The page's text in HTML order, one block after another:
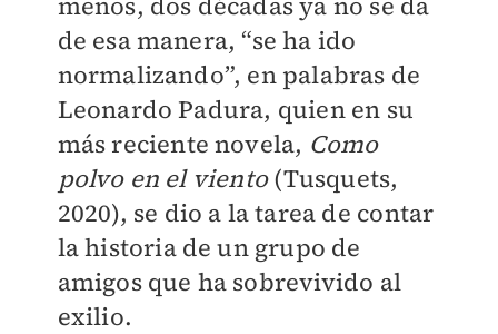
de esa manera, “se ha ido
normalizando”, en palabras de
Leonardo Padura, quien en su
más reciente novela, Como
polvo en el viento(Tusquets,
2020), se dio a la tarea de contar
la historia de un grupo de
amigos que ha sobrevivido al
exilio.